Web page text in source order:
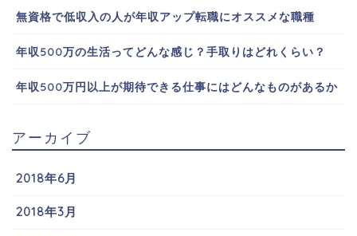
無資格で低収入の人が年収アップ転職にオススメな職種
年収500万の生活ってどんな感じ？手取りはどれくらい？
年収500万円以上が期待できる仕事にはどんなものがあるか
アーカイブ
2018年6月
2018年3月